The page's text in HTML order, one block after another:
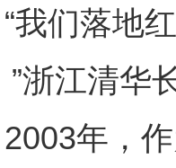
们落地红
”浙江清
年，